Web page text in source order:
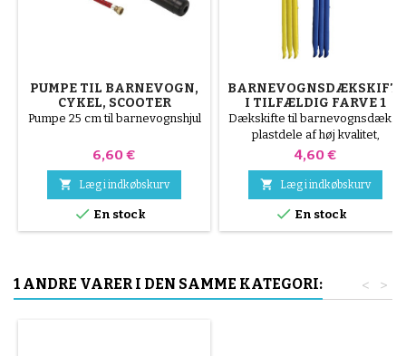
PUMPE TIL BARNEVOGN,
CYKEL, SCOOTER
Pumpe 25 cm til barnevognshjul
Pris
6,60 €
 Læg i indkøbskurv
 En stock
I TILFÆLDIG FARVE 1
PAKKE MED 3 STK
Dækskifte til barnevognsdæk. 3
plastdele af høj kvalitet,
tilfældige farver, sort, rød, grøn,
grå ) Dækket monteres i
hånden, uden værktøj, for at
undgå at punktere slangen.
Pris
4,60 €
 Læg i indkøbskurv
 En stock
1 ANDRE VARER I DEN SAMME KATEGORI: >
<